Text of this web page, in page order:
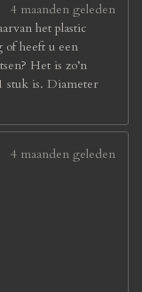
4 maanden geleden
het plastic
of heeft u een
Het is zo’n
stuk is. Diameter
4 maanden geleden